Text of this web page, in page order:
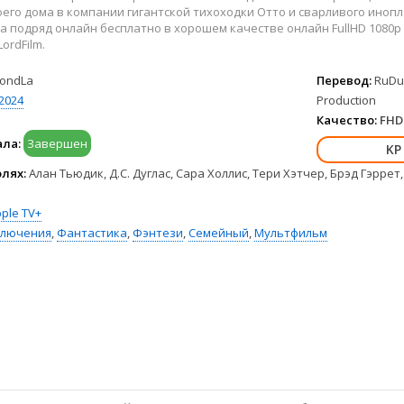
HBO Max
Германия
Индия
дома в компании гигантской тихоходки Отто и сварливого
подряд онлайн бесплатно в хорошем качестве онлайн FullHD
Завершен
Перевод:
Production
Качество:
Алан Тьюдик, Д.С. Дуглас, Сара Холлис, Тери Хэтчер, Брэд
TV+
,Фантастика,Фэнтези,Семейный,Мультфильм